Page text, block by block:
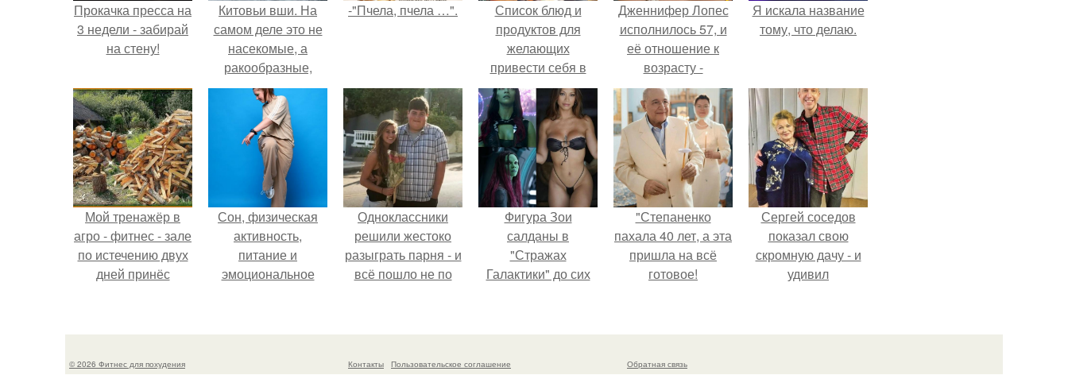
Прокачка пресса на
3 недели - забирай
на стену!
Китовьи вши. На
самом деле это не
насекомые, а
ракообразные,
относящиеся к
бокоплавам.
-"Пчела, пчела …".
Список блюд и
продуктов для
желающих
привести себя в
форму!
Дженнифер Лопес
исполнилось 57, и
её отношение к
возрасту -
настоящий
манифест
уверенности: "не
говорите, что я
отлично выгляжу
для 57.
Я искала название
тому, что делаю.
Мой тренажёр в
агро - фитнес - зале
по истечению двух
дней принёс
Сон, физическая
активность,
питание и
эмоциональное
Одноклассники
решили жестоко
разыграть парня - и
всё пошло не по
Фигура Зои
салданы в
"Стражах
Галактики" до сих
"Степаненко
пахала 40 лет, а эта
пришла на всё
готовое!
Сергей соседов
показал свою
скромную дачу - и
удивил
© 2026 Фитнес для похудения Контакты Пользовательское соглашение Обратная связь